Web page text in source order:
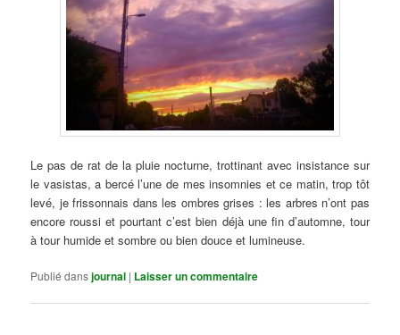
Le pas de rat de la pluie nocturne, trottinant avec insistance sur
le vasistas, a bercé l’une de mes insomnies et ce matin, trop tôt
levé, je frissonnais dans les ombres grises : les arbres n’ont pas
encore roussi et pourtant c’est bien déjà une fin d’automne, tour
à tour humide et sombre ou bien douce et lumineuse.
Publié dansjournal | Laisser un commentaire